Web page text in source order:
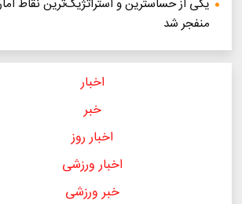
یکی از حساسترین و استراتژیک‌ترین نقاط
منفجر شد
اخبار
خبر
اخبار روز
اخبار ورزشی
خبر ورزشی